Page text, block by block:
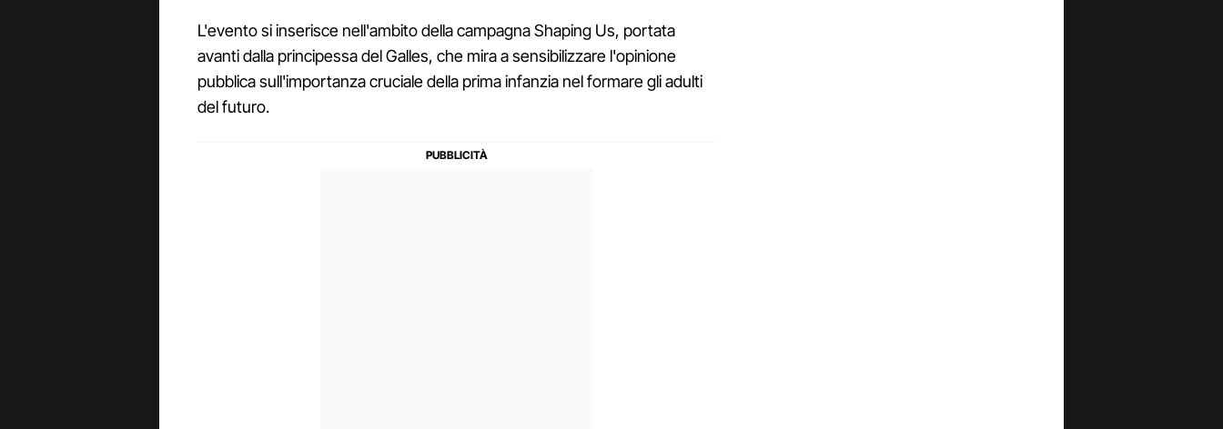
L'evento si inserisce nell'ambito della campagna Shaping Us, portata
avanti dalla principessa del Galles, che mira a sensibilizzare l'opinione
pubblica sull'importanza cruciale della prima infanzia nel formare gli adulti
del futuro.